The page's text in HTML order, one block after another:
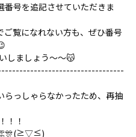
号を追記させていただきま
覧になれない方も、ぜひ番号
しましょう〜〜😽
らっしゃらなかったため、再抽
！！
👏🎊(≧▽≦)